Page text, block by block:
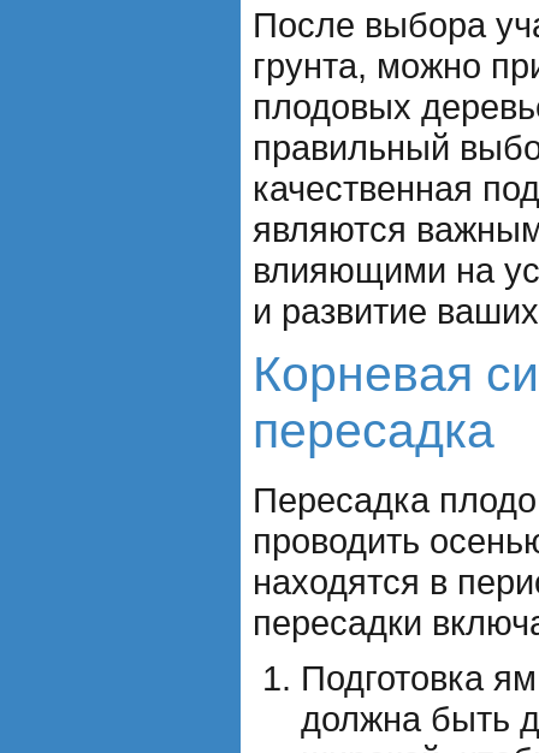
После выбора
грунта, можно
плодовых
правильный
качественная
являются
влияющими на
и развитие
Корневая
пересадка
Пересадка
проводить
находятся в
пересадки
Подготовка
должна быть